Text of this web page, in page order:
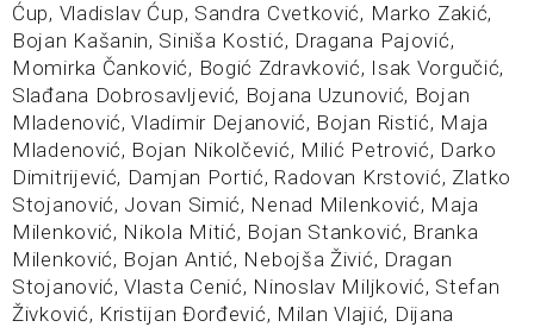
Ćup, Vladislav Ćup, Sandra Cvetković, Marko Zakić,
Bojan Kašanin, Siniša Kostić, Dragana Pajović,
Momirka Čanković, Bogić Zdravković, Isak Vorgučić,
Slađana Dobrosavljević, Bojana Uzunović, Bojan
Mladenović, Vladimir Dejanović, Bojan Ristić, Maja
Mladenović, Bojan Nikolčević, Milić Petrović, Darko
Dimitrijević, Damjan Portić, Radovan Krstović, Zlatko
Stojanović, Jovan Simić, Nenad Milenković, Maja
Milenković, Nikola Mitić, Bojan Stanković, Branka
Milenković, Bojan Antić, Nebojša Živić, Dragan
Stojanović, Vlasta Cenić, Ninoslav Miljković, Stefan
Živković, Kristijan Đorđević, Milan Vlajić, Dijana